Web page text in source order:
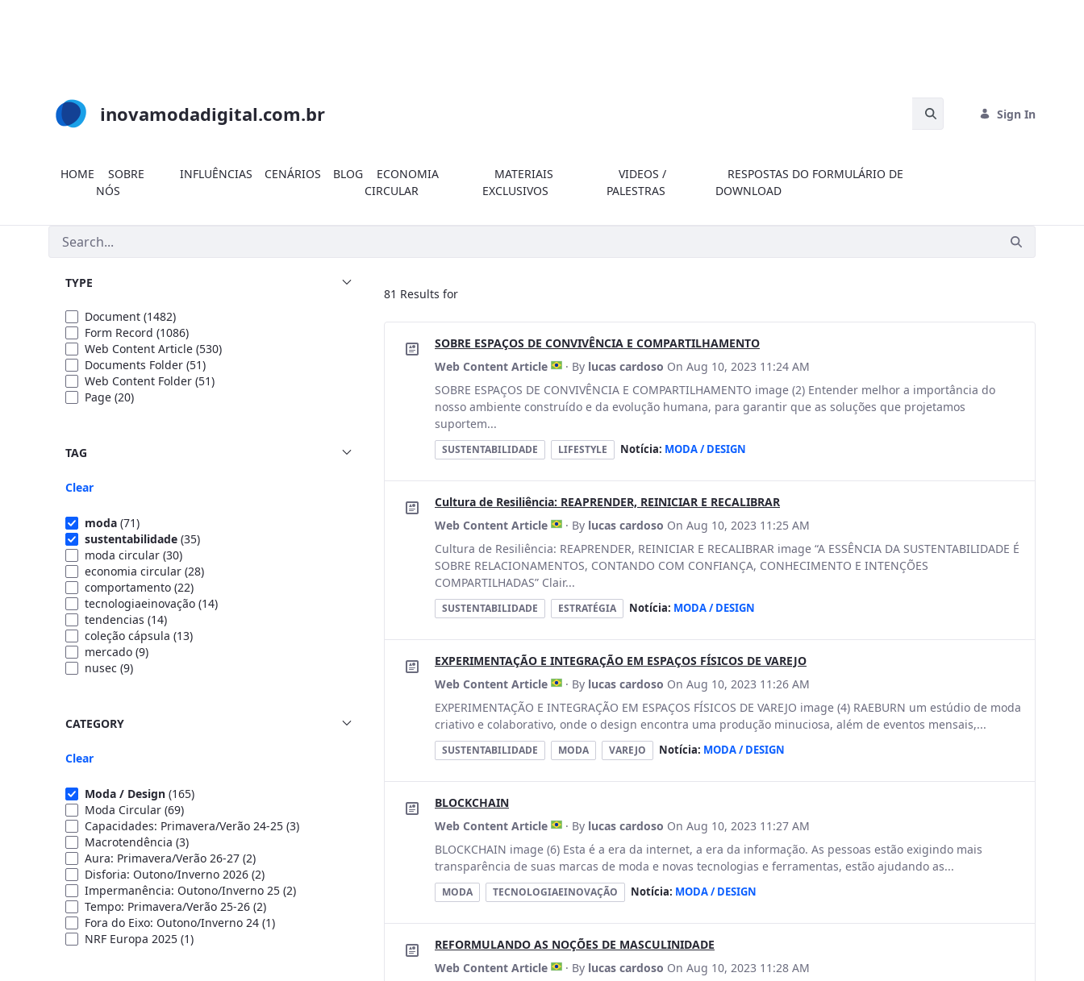
inovamodadigital.com.br Search Bar Sign In
HOME
SOBRE
NÓS
INFLUÊNCIAS CENÁRIOS BLOG
ECONOMIA
CIRCULAR
MATERIAIS
EXCLUSIVOS
VIDEOS /
PALESTRAS
RESPOSTAS DO FORMULÁRIO DE
DOWNLOAD
Search
TYPE
Document (1482)
Form Record (1086)
Web Content Article (530)
Documents Folder (51)
Web Content Folder (51)
Page (20)
TAG
Clear
moda (71)
sustentabilidade (35)
moda circular (30)
economia circular (28)
comportamento (22)
tecnologiaeinovação (14)
tendencias (14)
coleção cápsula (13)
mercado (9)
nusec (9)
CATEGORY
Clear
Moda / Design (165)
Moda Circular (69)
Capacidades: Primavera/Verão 24-25 (3)
Macrotendência (3)
Aura: Primavera/Verão 26-27 (2)
Disforia: Outono/Inverno 2026 (2)
Impermanência: Outono/Inverno 25 (2)
Tempo: Primavera/Verão 25-26 (2)
Fora do Eixo: Outono/Inverno 24 (1)
NRF Europa 2025 (1)
81 Results for
SOBRE ESPAÇOS DE CONVIVÊNCIA E COMPARTILHAMENTO
Web Content Article
· By lucas cardoso On Aug 10, 2023 11:24 AM
SOBRE ESPAÇOS DE CONVIVÊNCIA E COMPARTILHAMENTO image (2) Entender melhor a importância do
nosso ambiente construído e da evolução humana, para garantir que as soluções que projetamos
suportem...
SUSTENTABILIDADE LIFESTYLE Notícia: MODA / DESIGN
Cultura de Resiliência: REAPRENDER, REINICIAR E RECALIBRAR
Web Content Article
· By lucas cardoso On Aug 10, 2023 11:25 AM
Cultura de Resiliência: REAPRENDER, REINICIAR E RECALIBRAR image “A ESSÊNCIA DA SUSTENTABILIDADE É
SOBRE RELACIONAMENTOS, CONTANDO COM CONFIANÇA, CONHECIMENTO E INTENÇÕES
COMPARTILHADAS” Clair...
SUSTENTABILIDADE ESTRATÉGIA Notícia: MODA / DESIGN
EXPERIMENTAÇÃO E INTEGRAÇÃO EM ESPAÇOS FÍSICOS DE VAREJO
Web Content Article
· By lucas cardoso On Aug 10, 2023 11:26 AM
EXPERIMENTAÇÃO E INTEGRAÇÃO EM ESPAÇOS FÍSICOS DE VAREJO image (4) RAEBURN um estúdio de moda
criativo e colaborativo, onde o design encontra uma produção minuciosa, além de eventos mensais,...
SUSTENTABILIDADE MODA VAREJO Notícia: MODA / DESIGN
BLOCKCHAIN
Web Content Article
· By lucas cardoso On Aug 10, 2023 11:27 AM
BLOCKCHAIN image (6) Esta é a era da internet, a era da informação. As pessoas estão exigindo mais
transparência de suas marcas de moda e novas tecnologias e ferramentas, estão ajudando as...
MODA TECNOLOGIAEINOVAÇÃO Notícia: MODA / DESIGN
REFORMULANDO AS NOÇÕES DE MASCULINIDADE
Web Content Article
· By lucas cardoso On Aug 10, 2023 11:28 AM